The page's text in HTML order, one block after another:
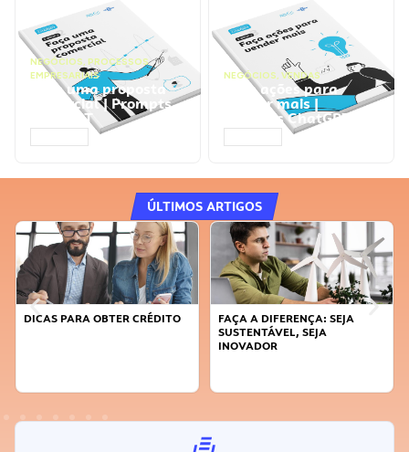
NEGÓCIOS, PROCESSOS
EMPRESARIAIS
Faça uma proposta
comercial | Prompts
ChatGPT
NEGÓCIOS, VENDAS
Faça ações para
vender mais |
Prompts ChatGPT
ÚLTIMOS ARTIGOS
DICAS PARA OBTER CRÉDITO
FAÇA A DIFERENÇA: SEJA
SUSTENTÁVEL, SEJA
INOVADOR